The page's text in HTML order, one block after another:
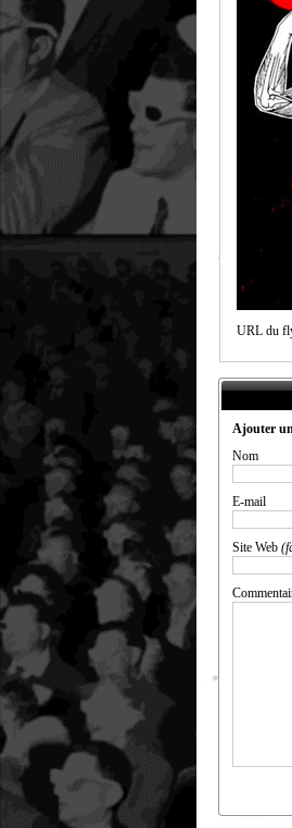
URL du
Ajouter
Nom
E-mail
Site Web